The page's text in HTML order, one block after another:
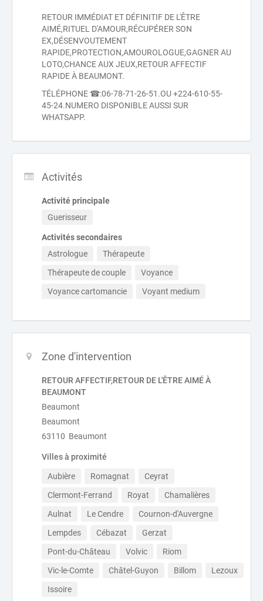
RETOUR IMMÉDIAT ET DÉFINITIF DE L'ÊTRE
AIMÉ,RITUEL D'AMOUR,RÉCUPÉRER SON
EX,DÉSENVOUTEMENT
RAPIDE,PROTECTION,AMOUROLOGUE,GAGNER AU
LOTO,CHANCE AUX JEUX,RETOUR AFFECTIF
RAPIDE À BEAUMONT.
TÉLÉPHONE ☎:06-78-71-26-51.OU +224-610-55-
45-24.NUMERO DISPONIBLE AUSSI SUR
WHATSAPP.
Activités
Activité principale
Guerisseur
Activités secondaires
Astrologue
Thérapeute
Thérapeute de couple
Voyance
Voyance cartomancie
Voyant medium
Zone d'intervention
RETOUR AFFECTIF,RETOUR DE L'ÊTRE AIMÉ À
BEAUMONT
Beaumont
Beaumont
63110 Beaumont
Villes à proximité
Aubière Romagnat
Ceyrat
Clermont-Ferrand
Royat
Chamalières
Aulnat
Le Cendre
Cournon-d'Auvergne
Lempdes
Cébazat
Gerzat
Pont-du-Château
Volvic
Riom
Vic-le-Comte
Châtel-Guyon Billom
Lezoux
Issoire